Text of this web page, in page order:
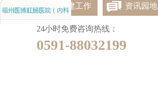
党建工作 资讯园地
24小时免费咨询热线：
0591-88032199